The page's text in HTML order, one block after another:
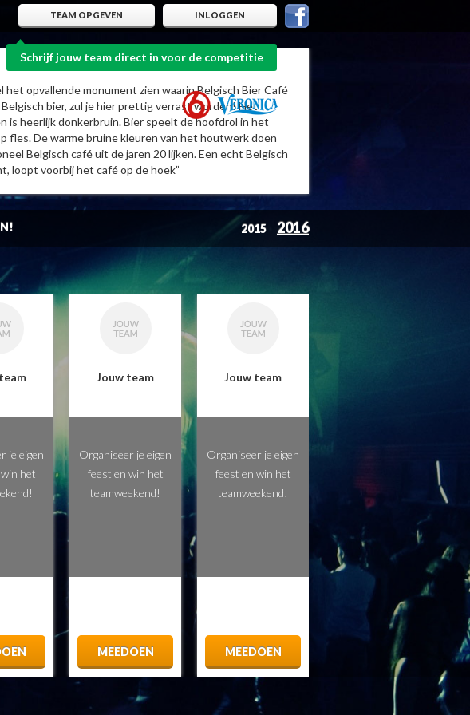
INLOGGEN
TEAM OPGEVEN
Schrijf jouw team direct in voor de competitie
opvallende monument zien waarin Belgisch Bier Café
bier, zul je hier prettig verrast worden! Het
heerlijk donkerbruin. Bier speelt de hoofdrol in het
fles. De warme bruine kleuren van het houtwerk doen
Belgisch café uit de jaren 20 lijken. Een echt Belgisch
loopt voorbij het café op de hoek”
2015 2016
je eigen
het
Jouw team
Organiseer je eigen
feest en win het
teamweekend!
MEEDOEN
Jouw team
Organiseer je eigen
feest en win het
teamweekend!
MEEDOEN